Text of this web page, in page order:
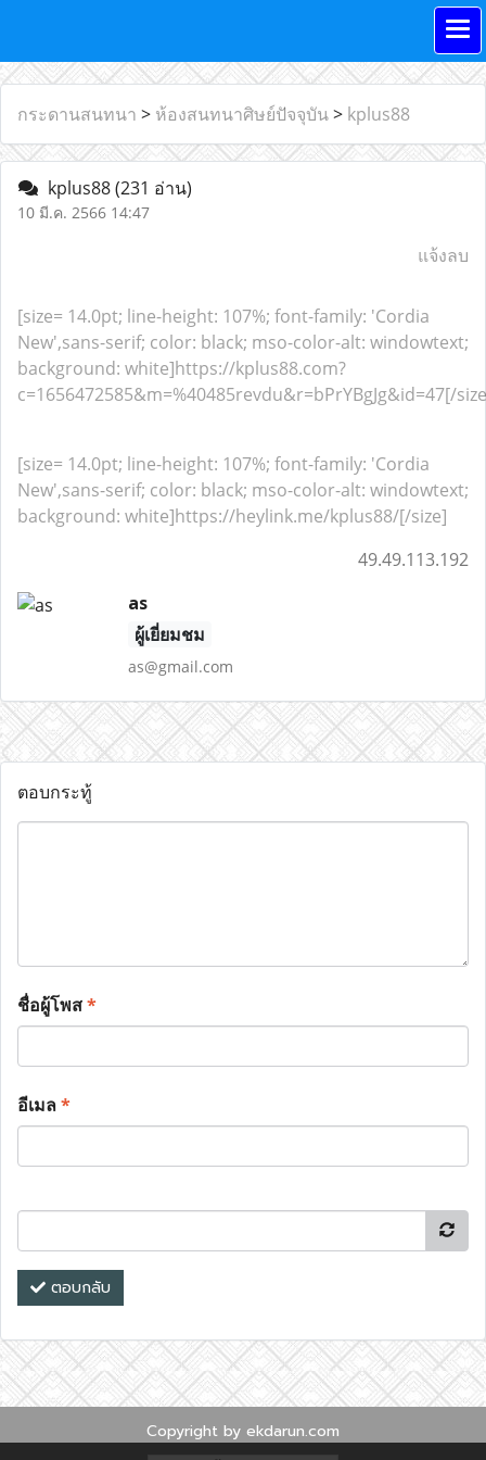
กระดานสนทนา > ห้องสนทนาศิษย์ปัจจุบัน> kplus88
kplus88(231 อ่าน)
10 มี.ค. 2566 14:47
แจ้งลบ
[size= 14.0pt; line-height: 107%; font-family: 'Cordia
New',sans-serif; color: black; mso-color-alt: windowtext;
background: white]https://kplus88.com?
c=1656472585&m=%40485revdu&r=bPrYBgJg&id=47[/
[size= 14.0pt; line-height: 107%; font-family: 'Cordia
New',sans-serif; color: black; mso-color-alt: windowtext;
background: white]https://heylink.me/kplus88/[/size]
49.49.113.192
as
ผู้เยี่ยมชม
as@gmail.com
ตอบกระทู้
ชื่อผู้โพส*
อีเมล*
ตอบกลับ
Copyright by ekdarun.com